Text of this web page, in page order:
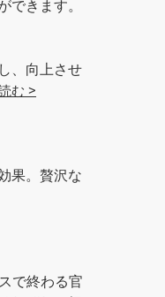
できます。
、向上させ
む >
果。贅沢な
で終わる官